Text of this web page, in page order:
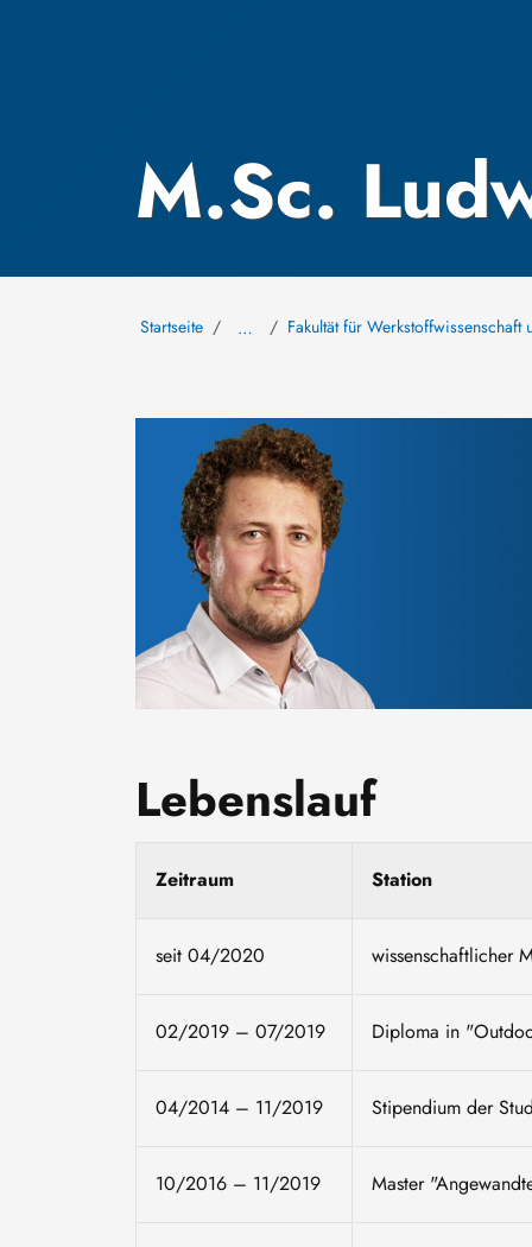
M.Sc.
Startseite … Fakultät für
Lebenslauf
Zeitraum Station
seit 04/2020 wissenschaftlicher
02/2019 – 07/2019 Diploma in
04/2014 – 11/2019 Stipendium der
10/2016 – 11/2019 Master